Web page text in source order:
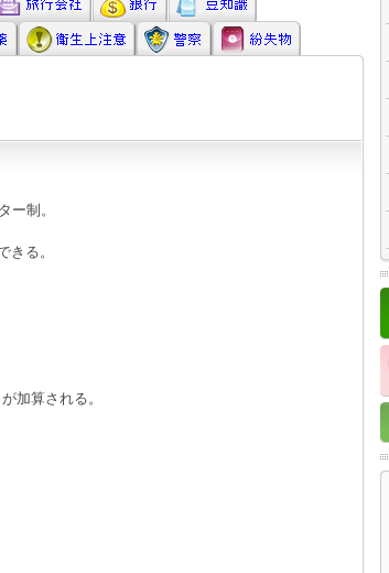
ー制。
きる。
加算される。